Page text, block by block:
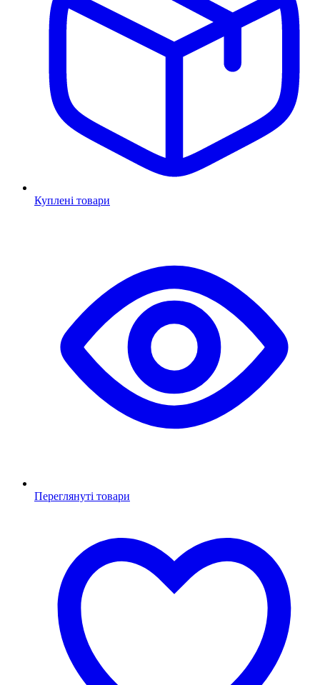
Куплені товари
Переглянуті товари